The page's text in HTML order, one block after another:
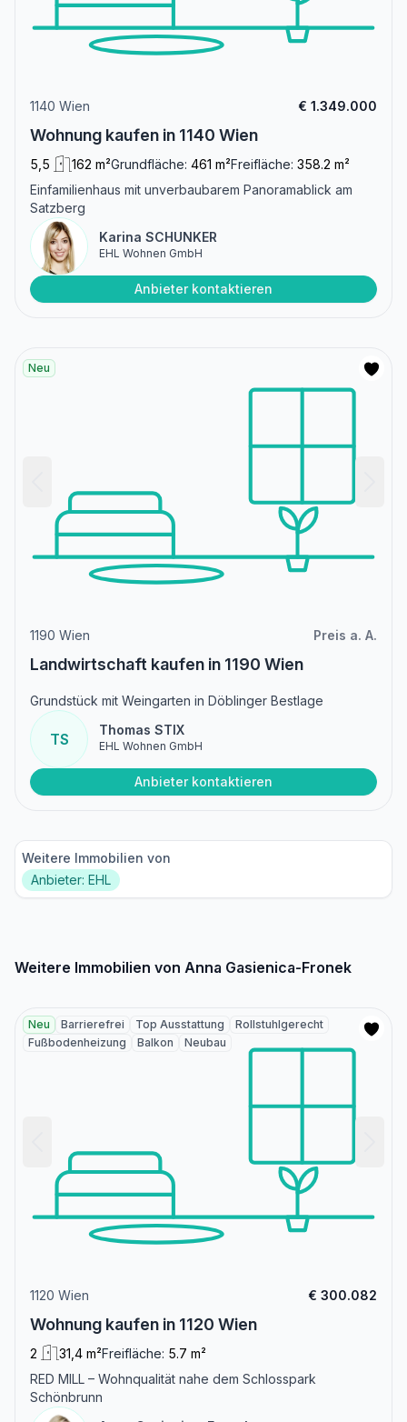
1140 Wien € 1.349.000
Wohnung kaufen in 1140 Wien
5,5 162 m²Grundfläche: 461 m²Freifläche: 358.2 m²
Einfamilienhaus mit unverbaubarem Panoramablick am
Satzberg
Karina SCHUNKER
EHL Wohnen GmbH
Anbieter kontaktieren
Neu
1190 Wien Preis a. A.
Landwirtschaft kaufen in 1190 Wien
Grundstück mit Weingarten in Döblinger Bestlage
TS
Thomas STIX
EHL Wohnen GmbH
Anbieter kontaktieren
Weitere Immobilien von
Anbieter: EHL
Weitere Immobilien von Anna Gasienica-Fronek
Neu Barrierefrei Top Ausstattung
Rollstuhlgerecht
Fußbodenheizung
Balkon Neubau
1120 Wien € 300.082
Wohnung kaufen in 1120 Wien
2 31,4 m²Freifläche: 5.7 m²
RED MILL – Wohnqualität nahe dem Schlosspark
Schönbrunn